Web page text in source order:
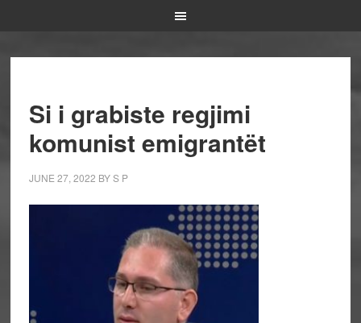
Si i grabiste regjimi
komunist emigrantët
JUNE 27, 2022 BYS P